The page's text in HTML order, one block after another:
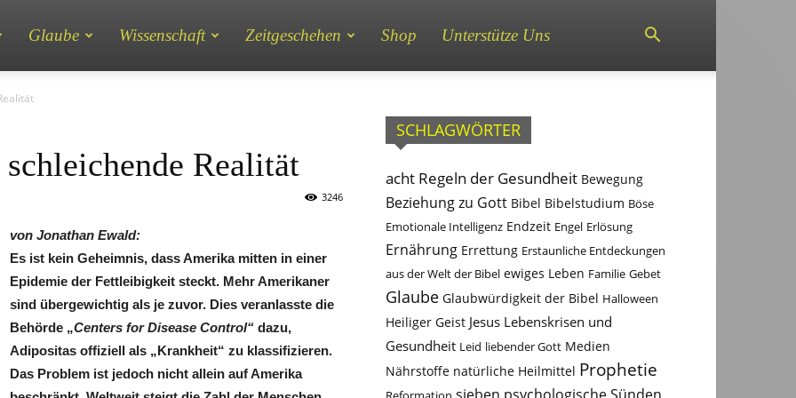
Glaube Wissenschaft Zeitgeschehen Shop Unterstütze Uns
Realität
3246
von Jonathan Ewald:
Es ist kein Geheimnis, dass Amerika mitten in einer
Epidemie der Fettleibigkeit steckt. Mehr Amerikaner
sind übergewichtig als je zuvor. Dies veranlasste die
Behörde „Centers for Disease Control“ dazu,
Adipositas offiziell als „Krankheit“ zu klassifizieren.
Das Problem ist jedoch nicht allein auf Amerika
SCHLAGWÖRTER
acht Regeln der Gesundheit Bewegung
Beziehung zu Gott Bibel Bibelstudium Böse
Emotionale Intelligenz Endzeit Engel Erlösung
Ernährung Errettung Erstaunliche Entdeckungen
aus der Welt der Bibel ewiges Leben Familie Gebet
Glaube Glaubwürdigkeit der Bibel Halloween
Heiliger Geist Jesus Lebenskrisen und
Gesundheit Leid liebender Gott Medien
Nährstoffe natürliche Heilmittel Prophetie